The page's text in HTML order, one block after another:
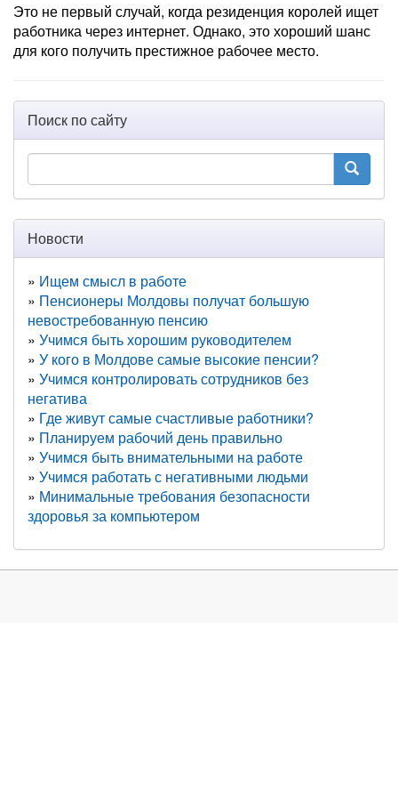
Это не первый случай, когда резиденция королей ищет
работника через интернет. Однако, это хороший шанс
для кого получить престижное рабочее место.
Поиск по сайту
Новости
Ищем смысл в работе
Пенсионеры Молдовы получат большую
невостребованную пенсию
Учимся быть хорошим руководителем
У кого в Молдове самые высокие пенсии?
Учимся контролировать сотрудников без
негатива
Где живут самые счастливые работники?
Планируем рабочий день правильно
Учимся быть внимательными на работе
Учимся работать с негативными людьми
Минимальные требования безопасности
здоровья за компьютером